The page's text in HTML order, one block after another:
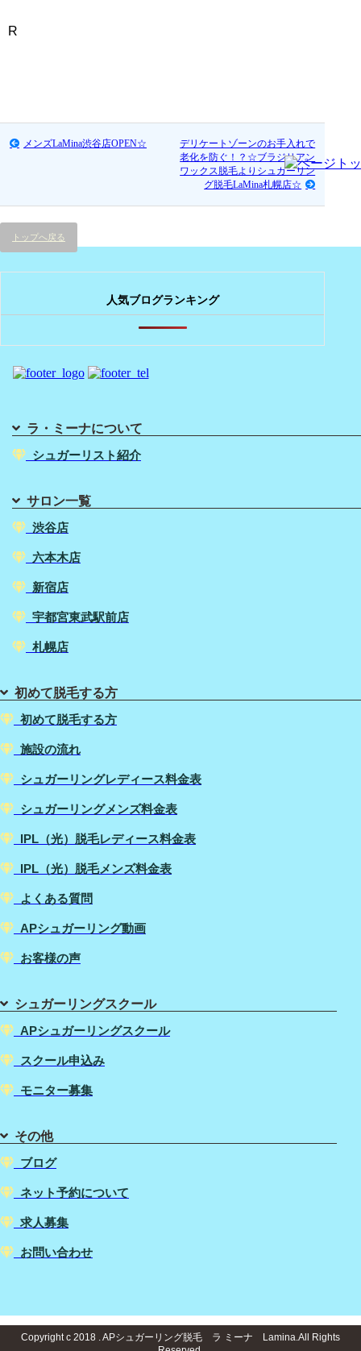
R
メンズLaMina渋谷店OPEN☆
デリケートゾーンのお手入れで
老化を防ぐ！？☆ブラジリアン
ワックス脱毛よりシュガーリン
グ脱毛LaMina札幌店☆
トップへ戻る
人気ブログランキング
ラ・ミーナについて
シュガーリスト紹介
サロン一覧
渋谷店
六本木店
新宿店
宇都宮東武駅前店
札幌店
初めて脱毛する方
初めて脱毛する方
施設の流れ
シュガーリングレディース料金表
シュガーリングメンズ料金表
IPL（光）脱毛レディース料金表
IPL（光）脱毛メンズ料金表
よくある質問
APシュガーリング動画
お客様の声
シュガーリングスクール
APシュガーリングスクール
スクール申込み
モニター募集
その他
ブログ
ネット予約について
求人募集
お問い合わせ
Copyright c 2018 . APシュガーリング脱毛 ラ ミーナ Lamina.All Rights